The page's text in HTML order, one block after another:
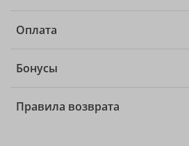
Оплата
Бонусы
Правила возврата